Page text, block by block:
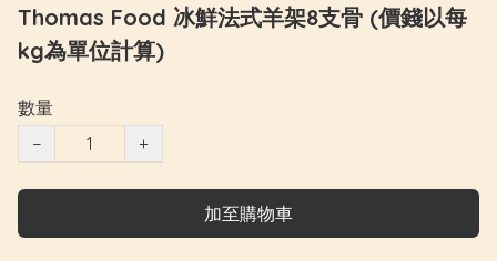
Thomas Food 冰鮮法式羊架8支骨 (價錢以每
kg為單位計算)
數量
−
+
加至購物車